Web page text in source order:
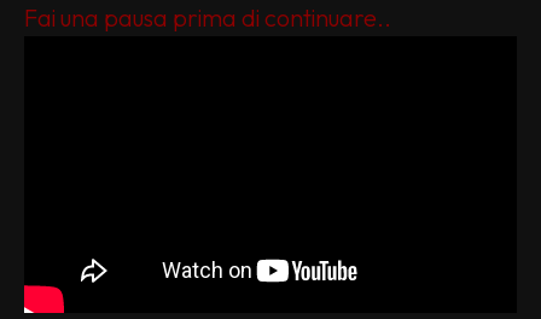
Fai una pausa prima di continuare..